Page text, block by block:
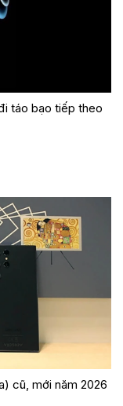
táo bạo tiếp theo
cũ, mới năm 2026